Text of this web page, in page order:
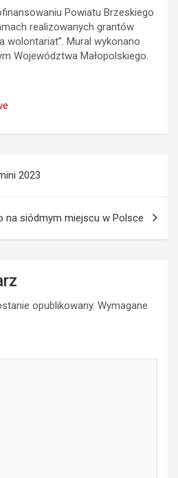
Powiatu Brzeskiego
realizowanych grantów
wolontariat”. Mural wykonano
Województwa Małopolskiego.
2023
na siódmym miejscu w Polsce
opublikowany. Wymagane